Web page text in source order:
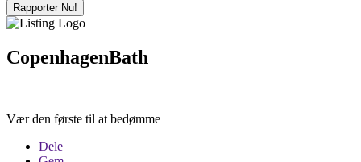
Rapporter Nu!
CopenhagenBath
Vær den første til at bedømme
Dele